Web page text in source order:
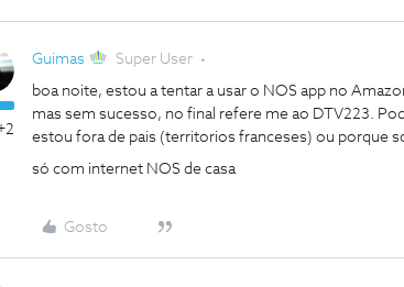
Guimas Super User
boa noite, estou a tentar a usar o NOS app no
mas sem sucesso, no final refere me ao DTV223.
estou fora de pais (territorios franceses) ou porque
só com internet NOS de casa
Gosto